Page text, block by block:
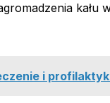
kału
i